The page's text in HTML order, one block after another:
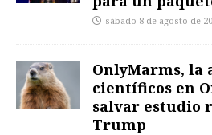
sábado 8 de agosto de
OnlyMarms, la
científicos en
salvar estudio
Trump